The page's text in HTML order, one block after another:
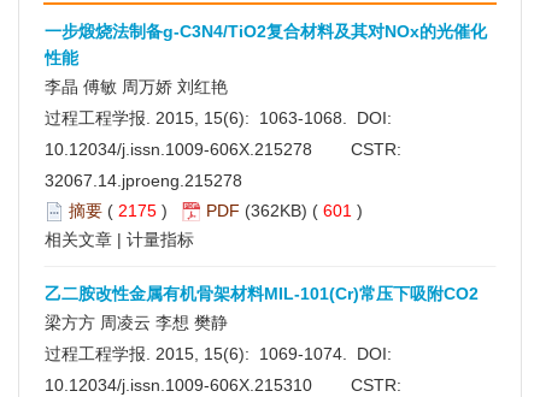
一步煅烧法制备g-C3N4/TiO2复合材料及其对NOx的光催化
性能
李晶 傅敏 周万娇 刘红艳
过程工程学报. 2015, 15(6): 1063-1068. DOI:
10.12034/j.issn.1009-606X.215278
CSTR:
32067.14.jproeng.215278
摘要 ( 2175 ) PDF (362KB) ( 601 )
相关文章 | 计量指标
乙二胺改性金属有机骨架材料MIL-101(Cr)常压下吸附CO2
梁方方 周凌云 李想 樊静
过程工程学报. 2015, 15(6): 1069-1074. DOI:
10.12034/j.issn.1009-606X.215310
CSTR: